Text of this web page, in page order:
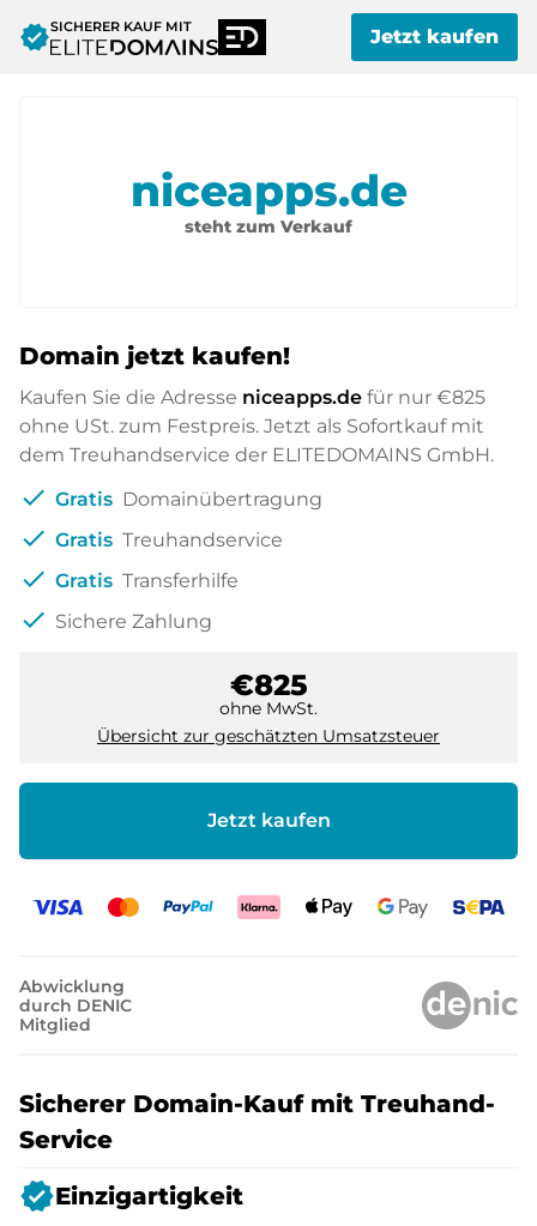
verifiedSICHERER KAUF MIT Jetzt kaufen
niceapps.de
steht zum Verkauf
Domain jetzt kaufen!
Kaufen Sie die Adresse niceapps.de für nur €825
ohne USt. zum Festpreis. Jetzt als Sofortkauf mit
dem Treuhandservice der ELITEDOMAINS GmbH.
check Gratis Domainübertragung
check Gratis Treuhandservice
check Gratis Transferhilfe
check Sichere Zahlung
€825
ohne MwSt.
Übersicht zur geschätzten Umsatzsteuer
Jetzt kaufen
Abwicklung
durch DENIC
Mitglied
Sicherer Domain-Kauf mit Treuhand-
Service
verifiedEinzigartigkeit